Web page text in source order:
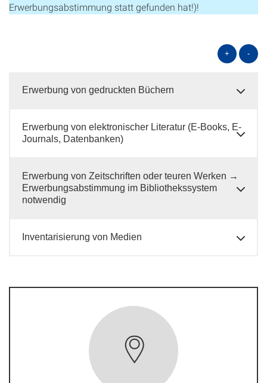
Erwerbungsabstimmung statt gefunden hat!)!
+ -
Erwerbung von gedruckten Büchern
Erwerbung von elektronischer Literatur (E-Books, E-
Journals, Datenbanken)
Erwerbung von Zeitschriften oder teuren Werken →
Erwerbungsabstimmung im Bibliothekssystem
notwendig
Inventarisierung von Medien